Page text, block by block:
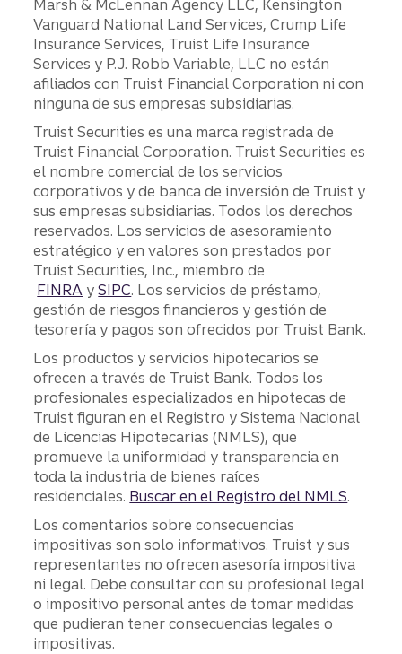
Marsh & McLennan Agency LLC, Kensington
Vanguard National Land Services, Crump Life
Insurance Services, Truist Life Insurance
Services y P.J. Robb Variable, LLC no están
afiliados con Truist Financial Corporation ni con
ninguna de sus empresas subsidiarias.
Truist Securities es una marca registrada de
Truist Financial Corporation. Truist Securities es
el nombre comercial de los servicios
corporativos y de banca de inversión de Truist y
sus empresas subsidiarias. Todos los derechos
reservados. Los servicios de asesoramiento
estratégico y en valores son prestados por
Truist Securities, Inc., miembro de
FINRA ySIPC. Los servicios de préstamo,
gestión de riesgos financieros y gestión de
tesorería y pagos son ofrecidos por Truist Bank.
Los productos y servicios hipotecarios se
ofrecen a través de Truist Bank. Todos los
profesionales especializados en hipotecas de
Truist figuran en el Registro y Sistema Nacional
de Licencias Hipotecarias (NMLS), que
promueve la uniformidad y transparencia en
toda la industria de bienes raíces
residenciales. Buscar en el Registro del NMLS.
Los comentarios sobre consecuencias
impositivas son solo informativos. Truist y sus
representantes no ofrecen asesoría impositiva
ni legal. Debe consultar con su profesional legal
o impositivo personal antes de tomar medidas
que pudieran tener consecuencias legales o
impositivas.